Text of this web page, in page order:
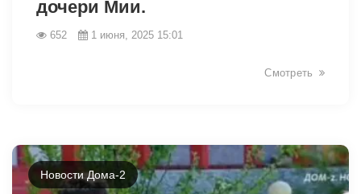
дочери Мии.
652 1 июня, 2025 15:01
Смотреть
Новости Дома-2